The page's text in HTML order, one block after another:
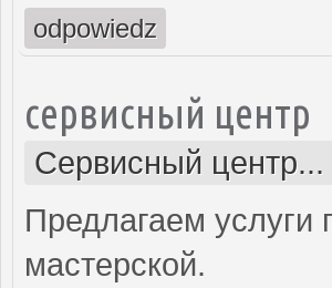
odpowiedz
сервисный центр
Сервисный
Предлагаем
мастерской.